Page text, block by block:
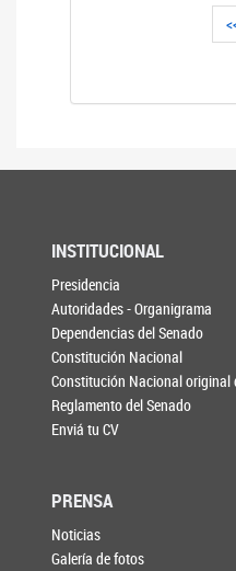
INSTITUCIONAL
Presidencia
Autoridades - Organigrama
Dependencias del Senado
Constitución Nacional
Constitución Nacional original
Reglamento del Senado
Enviá tu CV
PRENSA
Noticias
Galería de fotos